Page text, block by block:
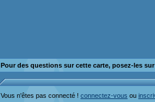
Pour des questions sur cette carte, posez-les sur
Vous n'êtes pas connecté ! connectez-vous ou